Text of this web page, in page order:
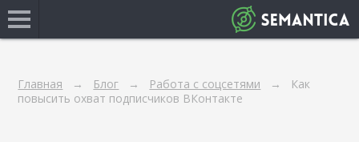
Главная Блог Работа с соцсетями
Как
повысить охват подписчиков ВКонтакте